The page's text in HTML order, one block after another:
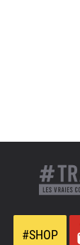
#SHOP